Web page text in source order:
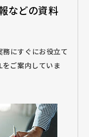
などの資料
にすぐにお役立て
ご案内していま